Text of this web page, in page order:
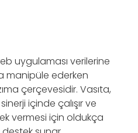
uygulaması verilerine
manipüle ederken
çerçevesidir. Vasıta,
içinde çalışır ve
vermesi için oldukça